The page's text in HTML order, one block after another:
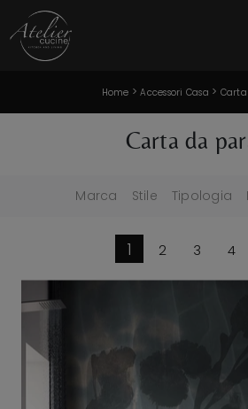
Home >Accessori Casa >
Carta da
Marca Stile Tipologia
1 2 3 4